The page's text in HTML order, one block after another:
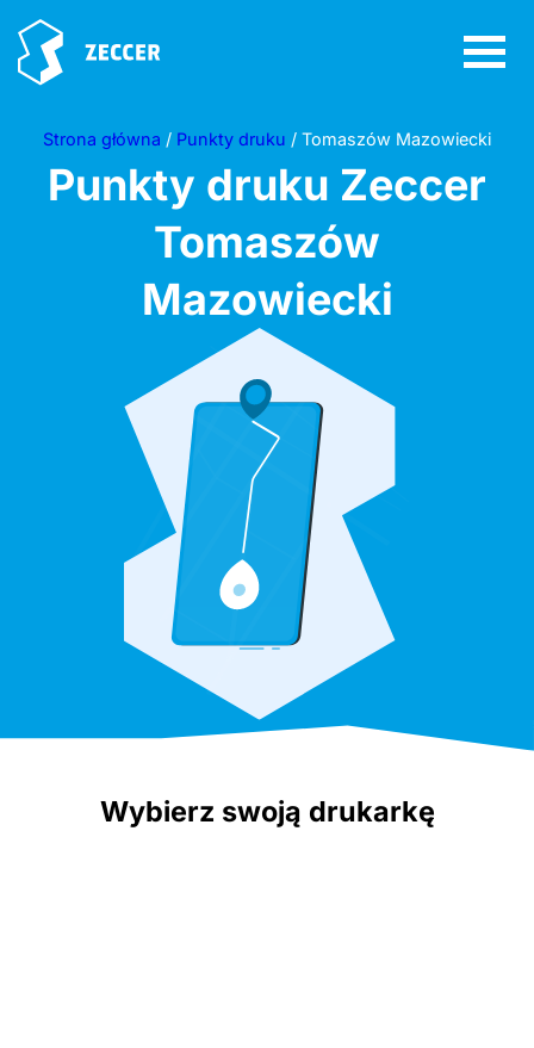
Strona główna / Punkty druku / Tomaszów Mazowiecki
Punkty druku Zeccer
Tomaszów
Mazowiecki
Wybierz swoją drukarkę